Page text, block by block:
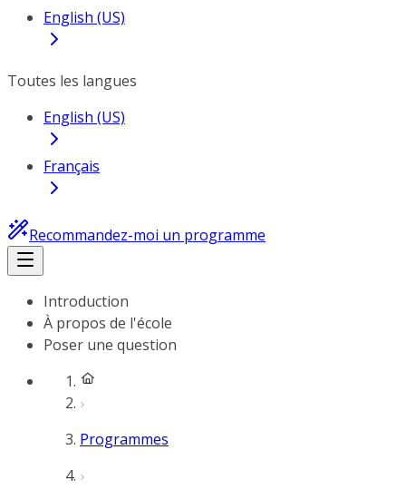
English (US)
Toutes les langues
English (US)
Français
Recommandez-moi un programme
Introduction
À propos de l'école
Poser une question
Programmes